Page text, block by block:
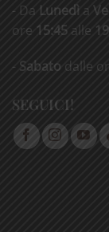
- Da Lunedì a
ore 15:45 alle
- Sabato dalle
SEGUICI!